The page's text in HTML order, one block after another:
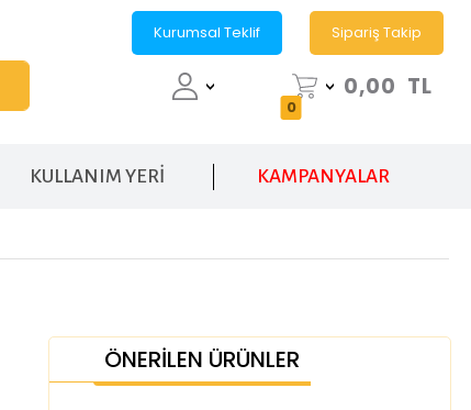
Kurumsal Teklif Sipariş Takip
0
0,00 TL
KULLANIM YERİ KAMPANYALAR
ÖNERİLEN ÜRÜNLER